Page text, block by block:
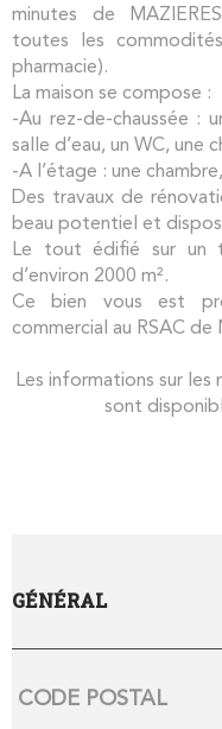
minutes de
toutes les
pharmacie).
La maison se compose :
-Au rez-de-chaussée :
salle d’eau, un WC, une
-A l’étage : une
Des travaux de
beau potentiel et
Le tout édifié sur un
d’environ 2000 m².
Ce bien vous est
commercial au RSAC de
Les informations sur les
sont
GÉNÉRAL
Caractérisque Valeurs
CODE POSTAL